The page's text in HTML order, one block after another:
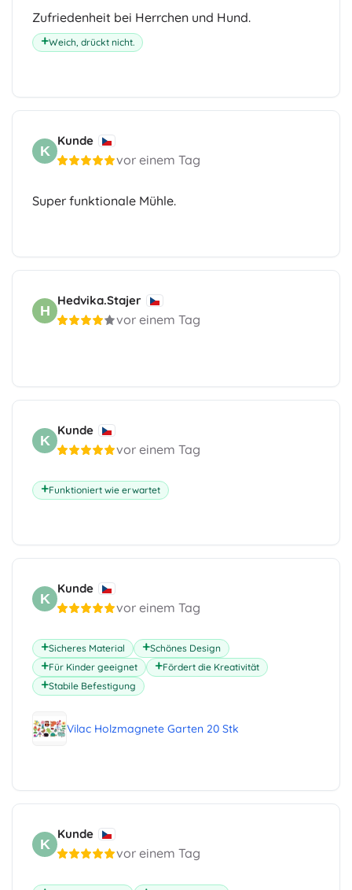
Zufriedenheit bei Herrchen und Hund.
Weich, drückt nicht.
K
Kunde
vor einem Tag
Super funktionale Mühle.
H
Hedvika.Stajer
vor einem Tag
K
Kunde
vor einem Tag
Funktioniert wie erwartet
K
Kunde
vor einem Tag
Sicheres Material
Schönes Design
Für Kinder geeignet
Fördert die Kreativität
Stabile Befestigung
Vilac Holzmagnete Garten 20 Stk
K
Kunde
vor einem Tag